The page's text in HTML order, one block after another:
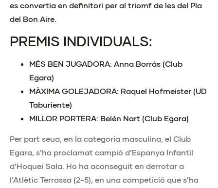
es convertia en definitori per al triomf de les del Pla
del Bon Aire.
PREMIS INDIVIDUALS:
MÉS BEN JUGADORA: Anna Borrás (Club
Egara)
MÀXIMA GOLEJADORA: Raquel Hofmeister (UD
Taburiente)
MILLOR PORTERA: Belén Nart (Club Egara)
Per part seua, en la categoria masculina, el Club
Egara, s’ha proclamat campió d’Espanya Infantil
d’Hoquei Sala. Ho ha aconseguit en derrotar a
l’Atlètic Terrassa (2-5), en una competició que s’ha